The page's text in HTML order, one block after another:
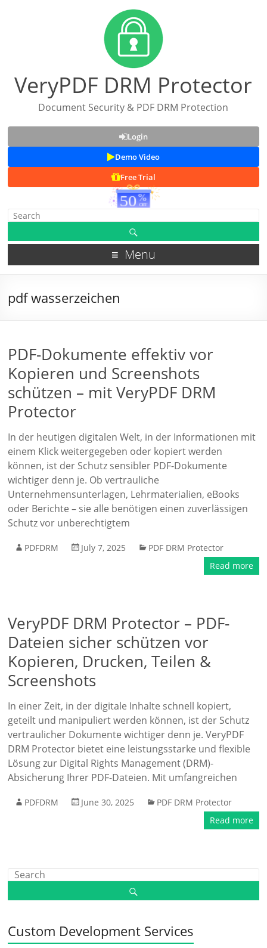
VeryPDF DRM Protector
Document Security & PDF DRM Protection
Login
Demo Video
Free Trial
Menu
pdf wasserzeichen
PDF-Dokumente effektiv vor
Kopieren und Screenshots
schützen – mit VeryPDF DRM
Protector
In der heutigen digitalen Welt, in der Informationen mit
einem Klick weitergegeben oder kopiert werden
können, ist der Schutz sensibler PDF-Dokumente
wichtiger denn je. Ob vertrauliche
Unternehmensunterlagen, Lehrmaterialien, eBooks
oder Berichte – sie alle benötigen einen zuverlässigen
Schutz vor unberechtigtem
PDFDRM July 7, 2025
PDF DRM Protector
Read more
VeryPDF DRM Protector – PDF-
Dateien sicher schützen vor
Kopieren, Drucken, Teilen &
Screenshots
In einer Zeit, in der digitale Inhalte schnell kopiert,
geteilt und manipuliert werden können, ist der Schutz
vertraulicher Dokumente wichtiger denn je. VeryPDF
DRM Protector bietet eine leistungsstarke und flexible
Lösung zur Digital Rights Management (DRM)-
Absicherung Ihrer PDF-Dateien. Mit umfangreichen
PDFDRM June 30, 2025
PDF DRM Protector
Read more
Custom Development Services